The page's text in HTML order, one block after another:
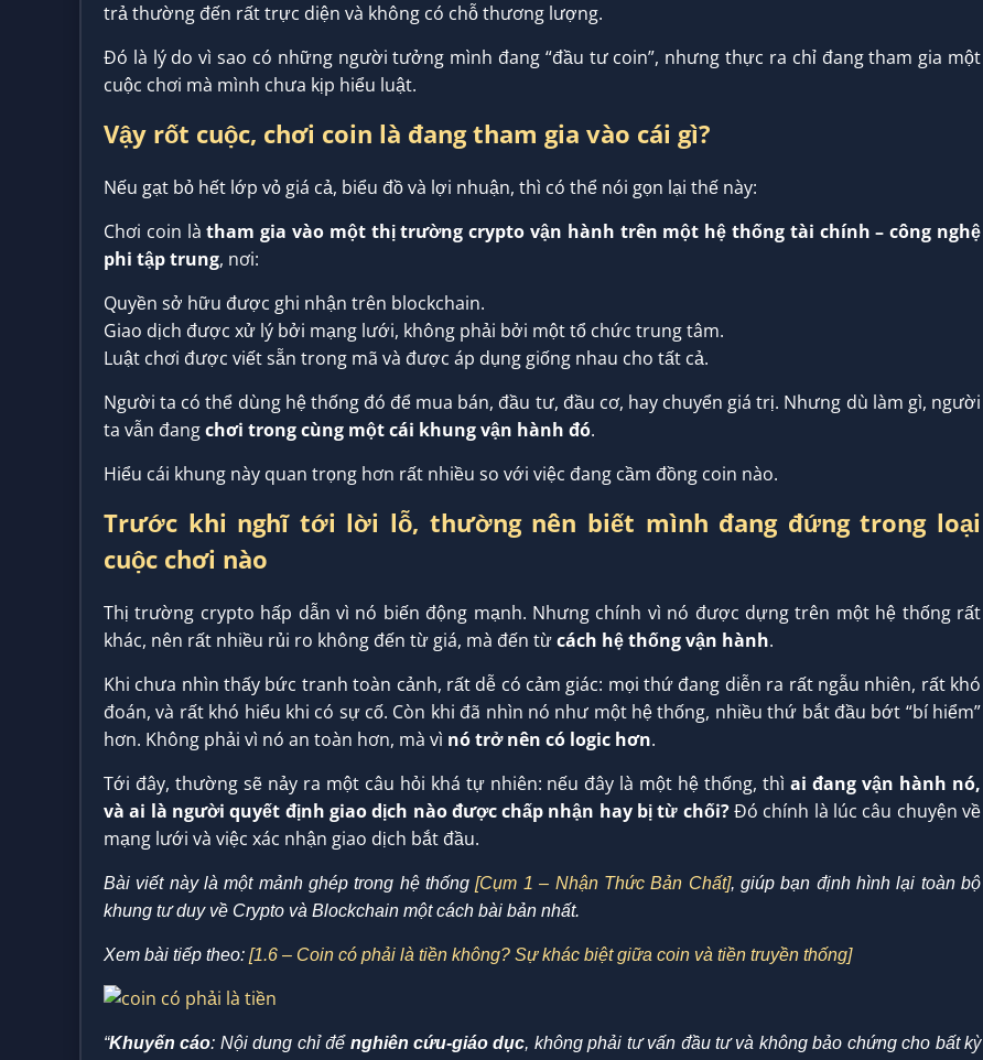
trả thường đến rất trực diện và không có chỗ thương lượng.
Đó là lý do vì sao có những người tưởng mình đang “đầu tư coin”, nhưng thực ra chỉ đang tham gia một
cuộc chơi mà mình chưa kịp hiểu luật.
Vậy rốt cuộc, chơi coin là đang tham gia vào cái gì?
Nếu gạt bỏ hết lớp vỏ giá cả, biểu đồ và lợi nhuận, thì có thể nói gọn lại thế này:
Chơi coin làtham gia vào một thị trường crypto vận hành trên một hệ thống tài chính – công nghệ
phi tập trung, nơi:
Quyền sở hữu được ghi nhận trên blockchain.
Giao dịch được xử lý bởi mạng lưới, không phải bởi một tổ chức trung tâm.
Luật chơi được viết sẵn trong mã và được áp dụng giống nhau cho tất cả.
Người ta có thể dùng hệ thống đó để mua bán, đầu tư, đầu cơ, hay chuyển giá trị. Nhưng dù làm gì, người
ta vẫn đangchơi trong cùng một cái khung vận hành đó.
Hiểu cái khung này quan trọng hơn rất nhiều so với việc đang cầm đồng coin nào.
Trước khi nghĩ tới lời lỗ, thường nên biết mình đang đứng trong loại
cuộc chơi nào
Thị trường crypto hấp dẫn vì nó biến động mạnh. Nhưng chính vì nó được dựng trên một hệ thống rất
khác, nên rất nhiều rủi ro không đến từ giá, mà đến từcách hệ thống vận hành.
Khi chưa nhìn thấy bức tranh toàn cảnh, rất dễ có cảm giác: mọi thứ đang diễn ra rất ngẫu nhiên, rất khó
đoán, và rất khó hiểu khi có sự cố. Còn khi đã nhìn nó như một hệ thống, nhiều thứ bắt đầu bớt “bí hiểm”
hơn. Không phải vì nó an toàn hơn, mà vì nó trở nên có logic hơn.
Tới đây, thường sẽ nảy ra một câu hỏi khá tự nhiên: nếu đây là một hệ thống, thìai đang vận hành nó,
và ai là người quyết định giao dịch nào được chấp nhận hay bị từ chối?Đó chính là lúc câu chuyện về
mạng lưới và việc xác nhận giao dịch bắt đầu.
Bài viết này là một mảnh ghép trong hệ thống[Cụm 1 – Nhận Thức Bản Chất], giúp bạn định hình lại toàn bộ
khung tư duy về Crypto và Blockchain một cách bài bản nhất.
Xem bài tiếp theo: [1.6 – Coin có phải là tiền không? Sự khác biệt giữa coin và tiền truyền thống]
“Khuyến cáo: Nội dung chỉ để nghiên cứu-giáo dục, không phải tư vấn đầu tư và không bảo chứng cho bất kỳ